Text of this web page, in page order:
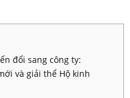
đổi sang công ty:
và giải thể Hộ kinh